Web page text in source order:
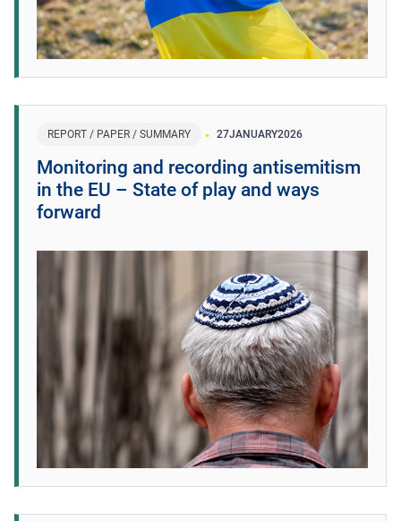
REPORT / PAPER / SUMMARY 27JANUARY2026
Monitoring and recording antisemitism
in the EU – State of play and ways
forward